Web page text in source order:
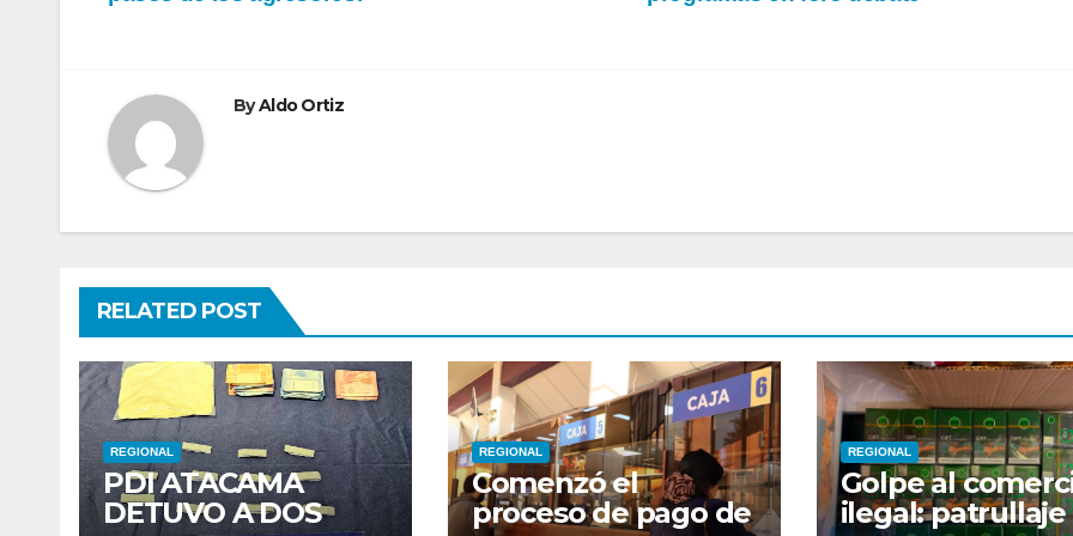
ByAldo Ortiz
RELATED POST
REGIONAL
PDI ATACAMA
DETUVO A DOS
REGIONAL
Comenzó el
proceso de pago de
REGIONAL
Golpe al
ilegal: patrullaje